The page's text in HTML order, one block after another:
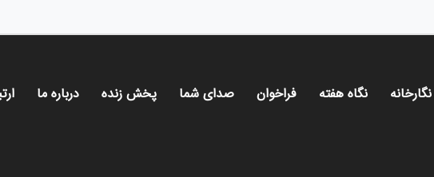
نگارخانه نگاه هفته فراخوان صدای شما پخش زنده درباره ما